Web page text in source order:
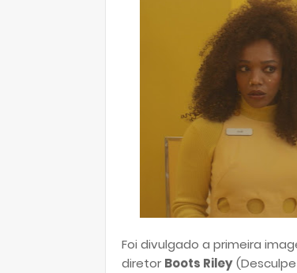
Foi divulgado a primeira
diretor Boots Riley